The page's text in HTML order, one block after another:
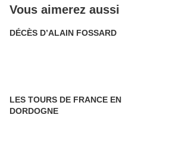
Vous aimerez aussi
DÉCÈS D’ALAIN FOSSARD
LES TOURS DE FRANCE EN
DORDOGNE